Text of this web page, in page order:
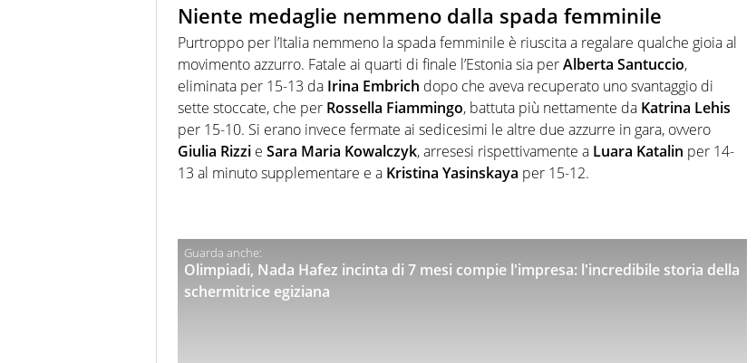
Niente medaglie nemmeno dalla spada femminile
Purtroppo per l’Italia nemmeno la spada femminile è riuscita a regalare qualche gioia al
movimento azzurro. Fatale ai quarti di finale l’Estonia sia perAlberta Santuccio,
eliminata per 15-13 da Irina Embrich dopo che aveva recuperato uno svantaggio di
sette stoccate, che per Rossella Fiammingo, battuta più nettamente da Katrina Lehis
per 15-10. Si erano invece fermate ai sedicesimi le altre due azzurre in gara, ovvero
Giulia Rizzi e Sara Maria Kowalczyk, arresesi rispettivamente a Luara Katalin per 14-
13 al minuto supplementare e a Kristina Yasinskaya per 15-12.
Olimpiadi, Nada Hafez incinta di 7 mesi compie l'impresa: l'incredibile storia della
schermitrice egiziana